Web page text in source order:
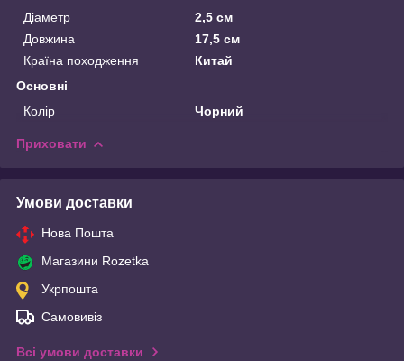
Діаметр
2,5 см
Довжина
17,5 см
Країна походження
Китай
Основні
Колір
Чорний
Приховати
Умови доставки
Нова Пошта
Магазини Rozetka
Укрпошта
Самовивіз
Всі умови доставки